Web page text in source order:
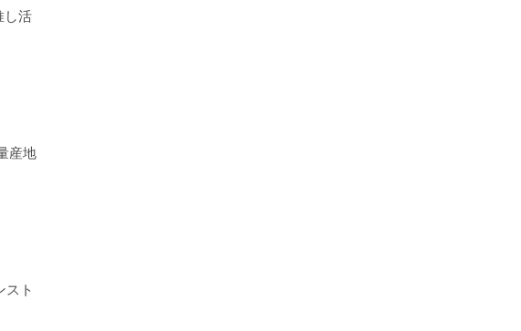
し活
産地
スト